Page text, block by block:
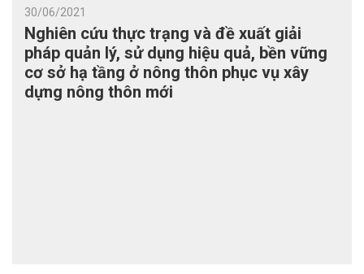
30/06/2021
Nghiên cứu thực trạng và đề xuất giải
pháp quản lý, sử dụng hiệu quả, bền vững
cơ sở hạ tầng ở nông thôn phục vụ xây
dựng nông thôn mới